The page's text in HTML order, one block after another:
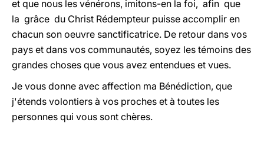
et que nous les vénérons, imitons-en la foi, afin que
la grâce du Christ Rédempteur puisse accomplir en
chacun son oeuvre sanctificatrice. De retour dans vos
pays et dans vos communautés, soyez les témoins des
grandes choses que vous avez entendues et vues.
Je vous donne avec affection ma Bénédiction, que
j'étends volontiers à vos proches et à toutes les
personnes qui vous sont chères.